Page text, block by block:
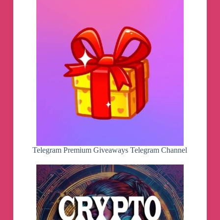
в моем теле появилось три новых винта. Во-
вторых, теперь я могу придумать себе какой-
нибудь новый спорт, чтобы еще через
полгода убиться как-нибудь поинтереснее. В-
третьих, мне до сих пор не дали счет и я не
знаю, сколько стоит операция в Нидерландах
(в Германии была около 20 000 евро). Ну и
главное, вы же помните мой секрет успеха:
бег+велосипед+вино? Теперь понятно, зачем
в этом списке было вино?
Мотивационный пост про то, как не
унывать! Итак, полгода назад я, катаясь на
горных лыжах, упал и оторвал руку
(разрывов акромиально-ключичного
сочленения). Меня спас добрый доктор,
Telegram Premium Giveaways Telegram Channel